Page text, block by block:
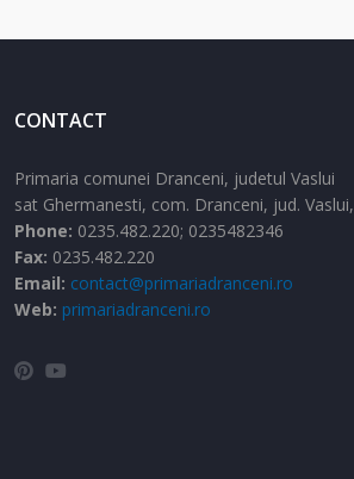
CONTACT
Primaria comunei Dranceni, judetul Vaslui
sat Ghermanesti, com. Dranceni, jud. Vaslui,
Phone: 0235.482.220; 0235482346
Fax: 0235.482.220
Email: contact@primariadranceni.ro
Web: primariadranceni.ro